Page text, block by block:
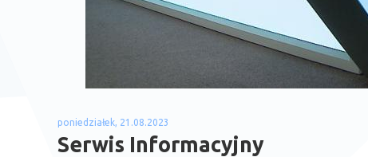
poniedziałek, 21.08.2023
Serwis Informacyjny